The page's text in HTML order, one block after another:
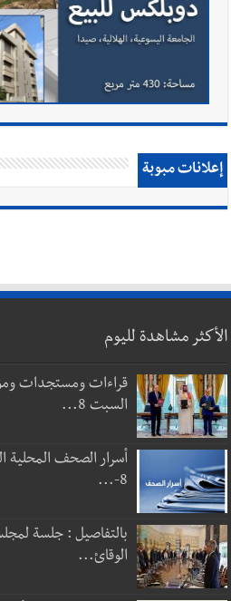
إعلانات مبوبة
الأكثر مشاهدة لليوم
قراءات ومستجدات
السبت 8...
أسرار الصحف المحلية
8-...
بالتفاصيل : جلسة
الوقائ...